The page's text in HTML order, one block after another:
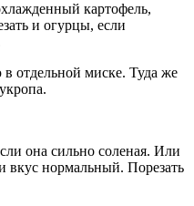
картофель,
и огурцы, если
в отдельной миске. Туда же
она сильно соленая. Или
вкус нормальный. Порезать